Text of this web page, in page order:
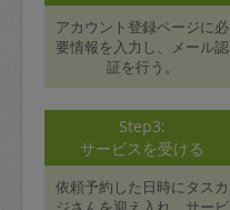
アカウント登録ページに必
要情報を入力し、メール認
証を行う。
Step3:
サービスを受ける
依頼予約した日時にタスカ